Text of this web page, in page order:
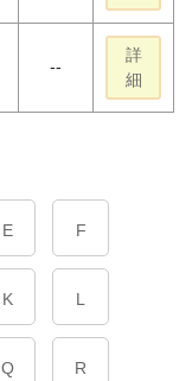
--
詳
細
E F
K L
Q R